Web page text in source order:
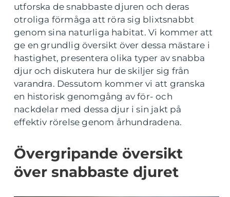
utforska de snabbaste djuren och deras
otroliga förmåga att röra sig blixtsnabbt
genom sina naturliga habitat. Vi kommer att
ge en grundlig översikt över dessa mästare i
hastighet, presentera olika typer av snabba
djur och diskutera hur de skiljer sig från
varandra. Dessutom kommer vi att granska
en historisk genomgång av för- och
nackdelar med dessa djur i sin jakt på
effektiv rörelse genom århundradena.
Övergripande översikt
över snabbaste djuret